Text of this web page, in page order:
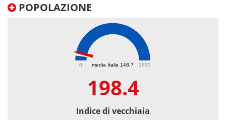
POPOLAZIONE
media Italia 148.7
0 2850
198.4
Indice di vecchiaia